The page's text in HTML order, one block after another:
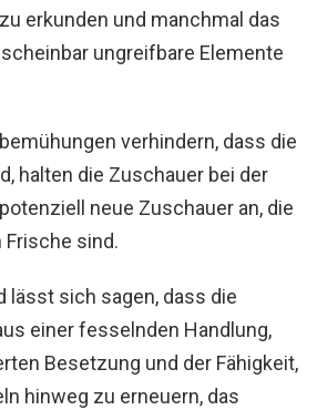
erkunden und manchmal das
ungreifbare Elemente
verhindern, dass die
halten die Zuschauer bei der
neue Zuschauer an, die
Frische sind.
lässt sich sagen, dass die
einer fesselnden Handlung,
Besetzung und der Fähigkeit,
hinweg zu erneuern, das